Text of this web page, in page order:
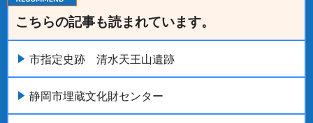
こちらの記事も読まれています。
市指定史跡 清水天王山遺跡
静岡市埋蔵文化財センター